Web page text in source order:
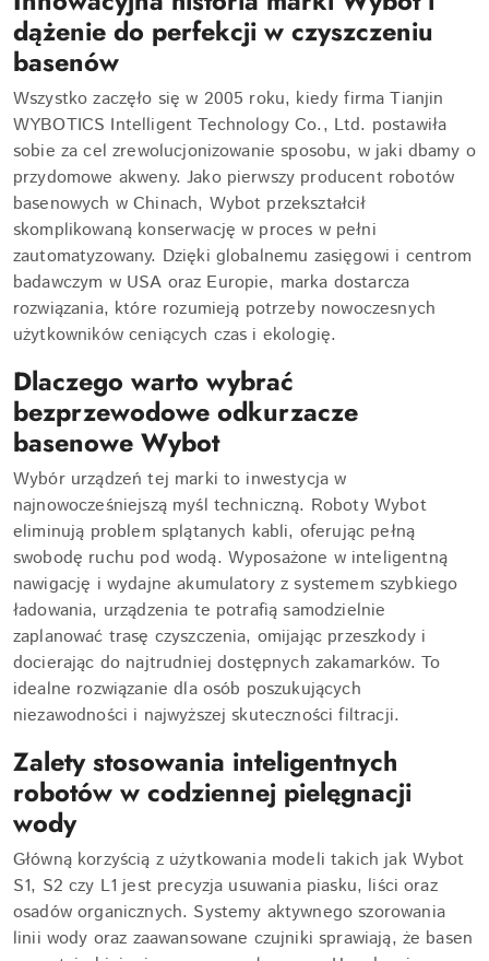
dążenie do perfekcji w czyszczeniu
basenów
Wszystko zaczęło się w 2005 roku, kiedy firma Tianjin
WYBOTICS Intelligent Technology Co., Ltd. postawiła
sobie za cel zrewolucjonizowanie sposobu, w jaki dbamy o
przydomowe akweny. Jako pierwszy producent robotów
basenowych w Chinach, Wybot przekształcił
skomplikowaną konserwację w proces w pełni
zautomatyzowany. Dzięki globalnemu zasięgowi i centrom
badawczym w USA oraz Europie, marka dostarcza
rozwiązania, które rozumieją potrzeby nowoczesnych
użytkowników ceniących czas i ekologię.
Dlaczego warto wybrać
bezprzewodowe odkurzacze
basenowe Wybot
Wybór urządzeń tej marki to inwestycja w
najnowocześniejszą myśl techniczną. Roboty Wybot
eliminują problem splątanych kabli, oferując pełną
swobodę ruchu pod wodą. Wyposażone w inteligentną
nawigację i wydajne akumulatory z systemem szybkiego
ładowania, urządzenia te potrafią samodzielnie
zaplanować trasę czyszczenia, omijając przeszkody i
docierając do najtrudniej dostępnych zakamarków. To
idealne rozwiązanie dla osób poszukujących
niezawodności i najwyższej skuteczności filtracji.
Zalety stosowania inteligentnych
robotów w codziennej pielęgnacji
wody
Główną korzyścią z użytkowania modeli takich jak Wybot
S1, S2 czy L1 jest precyzja usuwania piasku, liści oraz
osadów organicznych. Systemy aktywnego szorowania
linii wody oraz zaawansowane czujniki sprawiają, że basen